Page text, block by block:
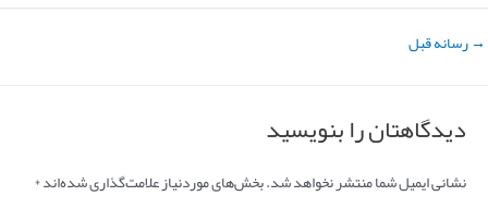
→رسانه قبل
دیدگاهتان را بنویسید
نشانی ایمیل شما منتشر نخواهد شد.بخش‌های موردنیاز علامت‌گذاری شده‌اند*